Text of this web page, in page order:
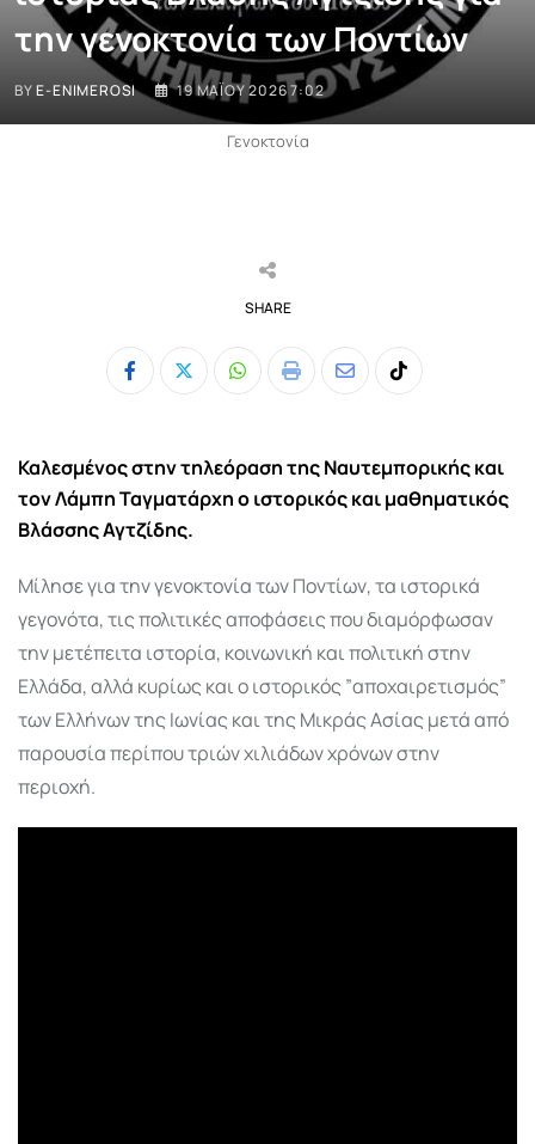
την γενοκτονία των Ποντίων
BYE-ENIMEROSI 19 ΜΑΪ́ΟΥ 2026 7:02
Γενοκτονία
SHARE
Whatsapp
Print
ShareTiktok
Καλεσμένος στην τηλεόραση της Ναυτεμπορικής και
τον Λάμπη Ταγματάρχη ο ιστορικός και μαθηματικός
Βλάσσης Αγτζίδης.
Μίλησε για την γενοκτονία των Ποντίων, τα ιστορικά
γεγονότα, τις πολιτικές αποφάσεις που διαμόρφωσαν
την μετέπειτα ιστορία, κοινωνική και πολιτική στην
Ελλάδα, αλλά κυρίως και ο ιστορικός ”αποχαιρετισμός”
των Ελλήνων της Ιωνίας και της Μικράς Ασίας μετά από
παρουσία περίπου τριών χιλιάδων χρόνων στην
περιοχή.